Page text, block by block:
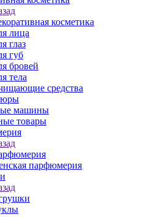
косметика
лица
глаз
губ
бровей
тела
средства
машины
товары
парфюмерия